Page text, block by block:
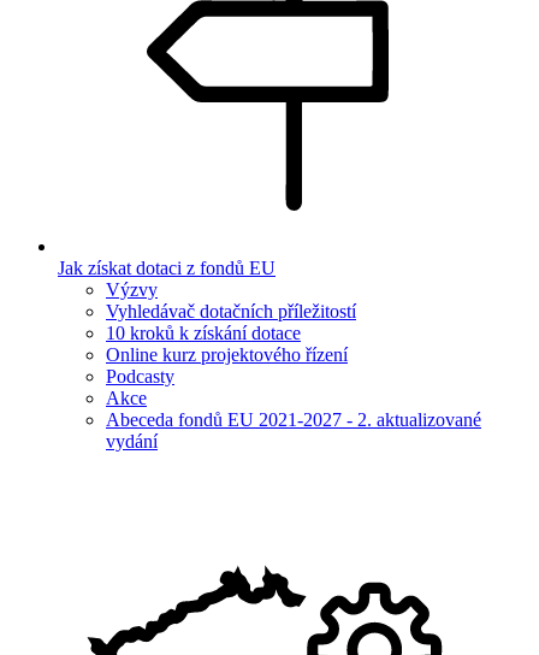
Jak získat dotaci z fondů EU
Výzvy
Vyhledávač dotačních příležitostí
10 kroků k získání dotace
Online kurz projektového řízení
Podcasty
Akce
Abeceda fondů EU 2021-2027 - 2. aktualizované
vydání